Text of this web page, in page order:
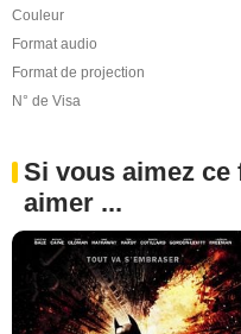
Couleur
Format audio
Format de projection
N° de Visa
Si vous aimez
aimer ...